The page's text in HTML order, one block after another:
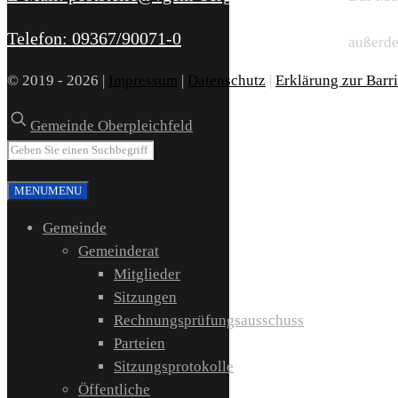
Telefon: 09367/90071-0
© 2019 - 2026 | Impressum Datenschutz Erklärung zur
Gemeinde Oberpleichfeld
MENUMENU
Gemeinde
Gemeinderat
Mitglieder
Sitzungen
Rechnungsprüfungsausschuss
Parteien
Sitzungsprotokolle
Öffentliche